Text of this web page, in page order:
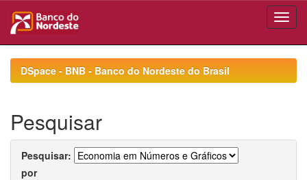
navigationDSpace - BNB - Banco do Nordeste do Brasil
Pesquisar
Pesquisar:
por